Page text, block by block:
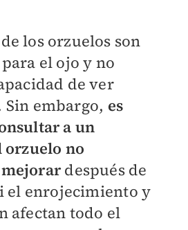
los orzuelos son
el ojo y no
de ver
embargo, es
a un
orzuelo no
mejorardespués de
el enrojecimiento y
afectan todo el